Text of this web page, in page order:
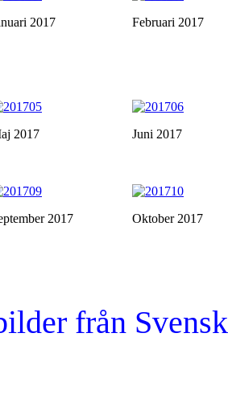
2017 Februari 2017
2017 Juni 2017
2017 Oktober 2017
från